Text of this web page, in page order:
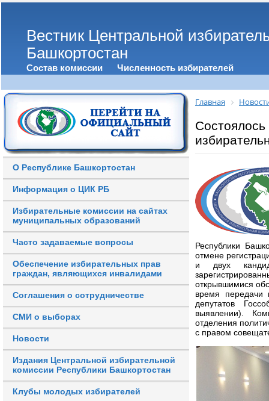
Вестник Центральной
Башкортостан
Состав комиссии Численность избирателей
О Республике Башкортостан
Информация о ЦИК РБ
Избирательные комиссии на сайтах
муниципальных образований
Часто задаваемые вопросы
Обеспечение избирательных прав
граждан, являющихся инвалидами
Соглашения о сотрудничестве
СМИ о выборах
Новости
Издания Центральной избирательной
комиссии Республики Башкортостан
Клубы молодых избирателей
Главная
Республики
отмене
и двух
открывшимися
время передачи
депутатов
выявлении).
отделения
с правом